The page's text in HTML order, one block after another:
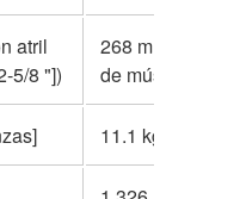
atril
5/8 "])
268 mm [10-9/
de música: 320
11.1 kg [24